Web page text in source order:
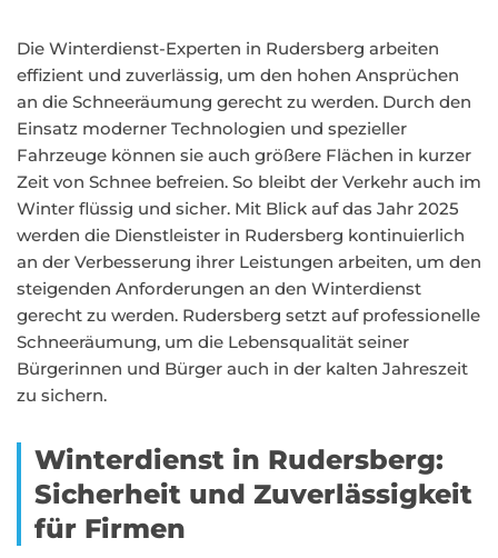
Die Winterdienst-Experten in Rudersberg arbeiten
effizient und zuverlässig, um den hohen Ansprüchen
an die Schneeräumung gerecht zu werden. Durch den
Einsatz moderner Technologien und spezieller
Fahrzeuge können sie auch größere Flächen in kurzer
Zeit von Schnee befreien. So bleibt der Verkehr auch im
Winter flüssig und sicher. Mit Blick auf das Jahr 2025
werden die Dienstleister in Rudersberg kontinuierlich
an der Verbesserung ihrer Leistungen arbeiten, um den
steigenden Anforderungen an den Winterdienst
gerecht zu werden. Rudersberg setzt auf professionelle
Schneeräumung, um die Lebensqualität seiner
Bürgerinnen und Bürger auch in der kalten Jahreszeit
zu sichern.
Winterdienst in Rudersberg:
Sicherheit und Zuverlässigkeit
für Firmen